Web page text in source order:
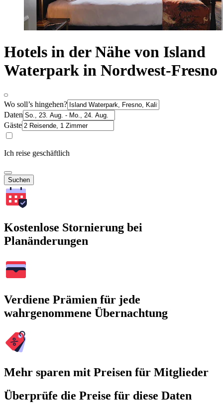
Hotels in der Nähe von Island
Waterpark in Nordwest-Fresno
Wo soll’s hingehen?
Daten
Gäste
Ich reise geschäftlich
Suchen
Kostenlose Stornierung bei
Planänderungen
Verdiene Prämien für jede
wahrgenommene Übernachtung
Mehr sparen mit Preisen für Mitglieder
Überprüfe die Preise für diese Daten